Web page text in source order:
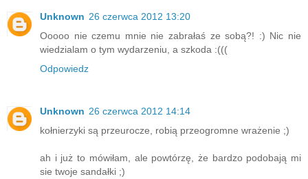
Unknown 26 czerwca 2012 13:20
Ooooo nie czemu mnie nie zabrałaś ze sobą?! :) Nic nie
wiedzialam o tym wydarzeniu, a szkoda :(((
Odpowiedz
Unknown 26 czerwca 2012 14:14
kołnierzyki są przeurocze, robią przeogromne wrażenie ;)
ah i już to mówiłam, ale powtórzę, że bardzo podobają mi
sie twoje sandałki ;)